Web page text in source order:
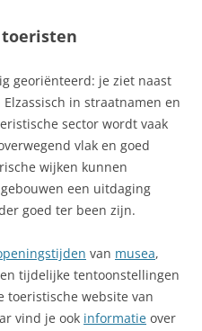
toeristen
georiënteerd: je ziet naast
in straatnamen en
sector wordt vaak
vlak en goed
wijken kunnen
een uitdaging
goed ter been zijn.
van musea,
tijdelijke tentoonstellingen
toeristische website van
vind je ook informatie over